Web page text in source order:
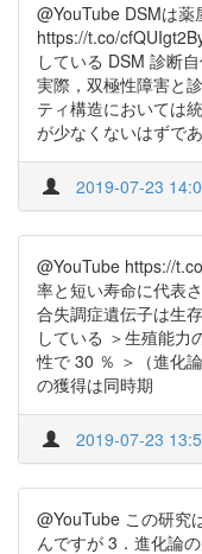
@YouTube DSMは
https://t.co/
している DSM 診断
実際，双極性障害と
ティ構造においては
が少なくないはずであ
2019-07-23
@YouTube https://
率と短い寿命に代表
合失調症遺伝子は生
している ＞生殖能力
性で 30 ％ ＞（進化
の獲得は同時期
2019-07-23
@YouTube この研究
んですが 3．進化論